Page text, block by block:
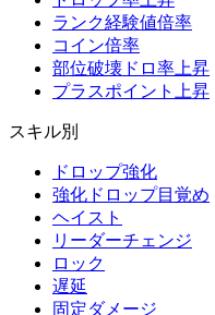
ランク経験値倍率
コイン倍率
部位破壊ドロ率上昇
プラスポイント上昇
スキル別
ドロップ強化
強化ドロップ目覚め
ヘイスト
リーダーチェンジ
ロック
遅延
固定ダメージ